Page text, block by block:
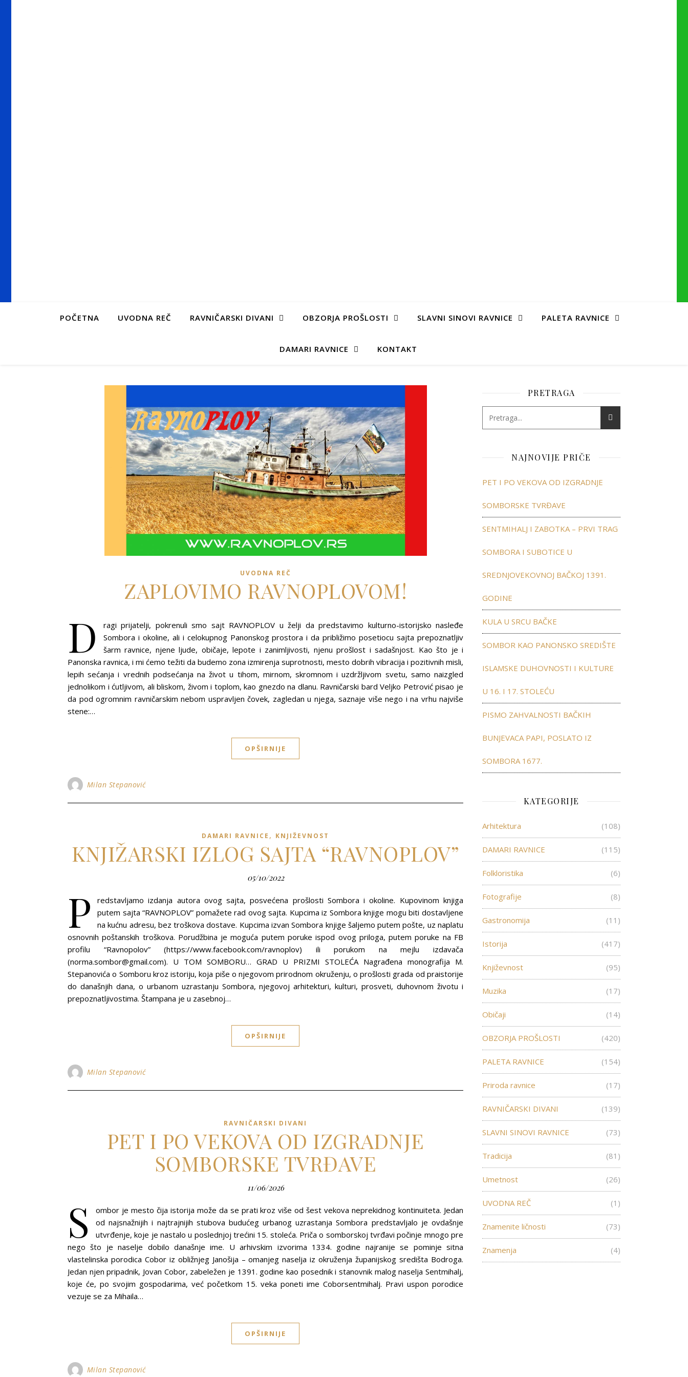
POČETNA UVODNA REČ RAVNIČARSKI DIVANI OBZORJA PROŠLOSTI SLAVNI SINOVI RAVNICE PALETA RAVNICE
DAMARI RAVNICE KONTAKT
UVODNA REČ
ZAPLOVIMO RAVNOPLOVOM!
D
ragi prijatelji, pokrenuli smo sajt RAVNOPLOV u želji da predstavimo kulturno-istorijsko nasleđe
Sombora i okoline, ali i celokupnog Panonskog prostora i da približimo posetiocu sajta prepoznatljiv
šarm ravnice, njene ljude, običaje, lepote i zanimljivosti, njenu prošlost i sadašnjost. Kao što je i
Panonska ravnica, i mi ćemo težiti da budemo zona izmirenja suprotnosti, mesto dobrih vibracija i pozitivnih misli,
lepih sećanja i vrednih podsećanja na život u tihom, mirnom, skromnom i uzdržljivom svetu, samo naizgled
jednolikom i ćutljivom, ali bliskom, živom i toplom, kao gnezdo na dlanu. Ravničarski bard Veljko Petrović pisao je
da pod ogromnim ravničarskim nebom uspravljen čovek, zagledan u njega, saznaje više nego i na vrhu najviše
stene:…
OPŠIRNIJE
Milan Stepanović
DAMARI RAVNICE , KNJIŽEVNOST
KNJIŽARSKI IZLOG SAJTA “RAVNOPLOV”
05/10/2022
P
redstavljamo izdanja autora ovog sajta, posvećena prošlosti Sombora i okoline. Kupovinom knjiga
putem sajta “RAVNOPLOV” pomažete rad ovog sajta. Kupcima iz Sombora knjige mogu biti dostavljene
na kućnu adresu, bez troškova dostave. Kupcima izvan Sombora knjige šaljemo putem pošte, uz naplatu
osnovnih poštanskih troškova. Porudžbina je moguća putem poruke ispod ovog priloga, putem poruke na FB
profilu “Ravnopolov” (https://www.facebook.com/ravnoplov) ili porukom na mejlu izdavača
(norma.sombor@gmail.com). U TOM SOMBORU… GRAD U PRIZMI STOLEĆA Nagrađena monografija M.
Stepanovića o Somboru kroz istoriju, koja piše o njegovom prirodnom okruženju, o prošlosti grada od praistorije
do današnjih dana, o urbanom uzrastanju Sombora, njegovoj arhitekturi, kulturi, prosveti, duhovnom životu i
prepoznatljivostima. Štampana je u zasebnoj…
OPŠIRNIJE
Milan Stepanović
RAVNIČARSKI DIVANI
PET I PO VEKOVA OD IZGRADNJE
SOMBORSKE TVRĐAVE
11/06/2026
S
ombor je mesto čija istorija može da se prati kroz više od šest vekova neprekidnog kontinuiteta. Jedan
od najsnažnijih i najtrajnijih stubova budućeg urbanog uzrastanja Sombora predstavljalo je ovdašnje
utvrđenje, koje je nastalo u poslednjoj trećini 15. stoleća. Priča o somborskoj tvrđavi počinje mnogo pre
nego što je naselje dobilo današnje ime. U arhivskim izvorima 1334. godine najranije se pominje sitna
vlastelinska porodica Cobor iz obližnjeg Janošija – omanjeg naselja iz okruženja županijskog središta Bodroga.
Jedan njen pripadnik, Jovan Cobor, zabeležen je 1391. godine kao posednik i stanovnik malog naselja Sentmihalj,
koje će, po svojim gospodarima, već početkom 15. veka poneti ime Coborsentmihalj. Pravi uspon porodice
vezuje se za Mihaila…
OPŠIRNIJE
Milan Stepanović
PRETRAGA
NAJNOVIJE PRIČE
PET I PO VEKOVA OD IZGRADNJE
SOMBORSKE TVRĐAVE
SENTMIHALJ I ZABOTKA – PRVI TRAG
SOMBORA I SUBOTICE U
SREDNJOVEKOVNOJ BAČKOJ 1391.
GODINE
KULA U SRCU BAČKE
SOMBOR KAO PANONSKO SREDIŠTE
ISLAMSKE DUHOVNOSTI I KULTURE
U 16. I 17. STOLEĆU
PISMO ZAHVALNOSTI BAČKIH
BUNJEVACA PAPI, POSLATO IZ
SOMBORA 1677.
KATEGORIJE
Arhitektura (108)
DAMARI RAVNICE (115)
Folkloristika (6)
Fotografije (8)
Gastronomija (11)
Istorija (417)
Književnost (95)
Muzika (17)
Običaji (14)
OBZORJA PROŠLOSTI (420)
PALETA RAVNICE (154)
Priroda ravnice (17)
RAVNIČARSKI DIVANI (139)
SLAVNI SINOVI RAVNICE (73)
Tradicija (81)
Umetnost (26)
UVODNA REČ (1)
Znamenite ličnosti (73)
Znamenja (4)